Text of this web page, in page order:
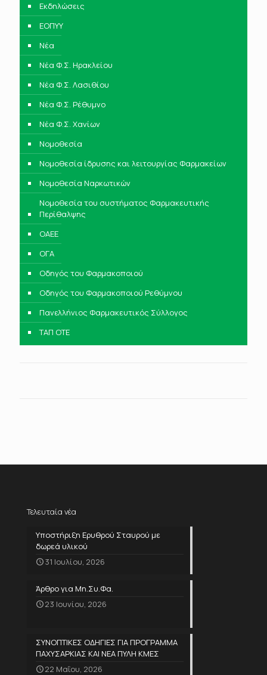
Εκδηλώσεις
ΕΟΠΥΥ
Νέα
Νέα Φ.Σ. Ηρακλείου
Νέα Φ.Σ. Λασιθίου
Νέα Φ.Σ. Ρέθυμνο
Νέα Φ.Σ. Χανίων
Νομοθεσία
Νομοθεσία ίδρυσης και λειτουργίας Φαρμακείων
Νομοθεσία Ναρκωτικών
Νομοθεσία του συστήματος Φαρμακευτικής
Περίθαλψης
ΟΑΕΕ
ΟΓΑ
Οδηγός του Φαρμακοποιού
Οδηγός του Φαρμακοποιού Ρεθύμνου
Πανελλήνιος Φαρμακευτικός Σύλλογος
ΤΑΠ ΟΤΕ
Τελευταία νέα
Υποστήριξη Ερυθρού Σταυρού με
δωρεά υλικού
31 Ιουλίου, 2026
Άρθρο για Μη.Συ.Φα.
23 Ιουνίου, 2026
ΣΥΝΟΠΤΙΚΕΣ ΟΔΗΓΙΕΣ ΓΙΑ ΠΡΟΓΡΑΜΜΑ
ΠΑΧΥΣΑΡΚΙΑΣ ΚΑΙ ΝΕΑ ΠΥΛΗ ΚΜΕΣ
22 Μαΐου, 2026